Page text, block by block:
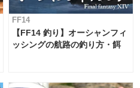
FF14
【FF14 釣り】オーシャンフィ
ッシングの航路の釣り方・餌